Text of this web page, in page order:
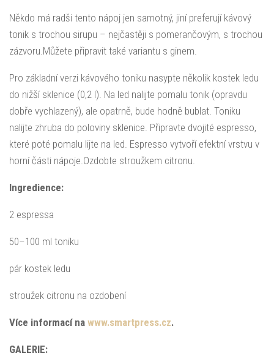
Někdo má radši tento nápoj jen samotný, jiní preferují kávový
tonik s trochou sirupu – nejčastěji s pomerančovým, s trochou
zázvoru.Můžete připravit také variantu s ginem.
Pro základní verzi kávového toniku nasypte několik kostek ledu
do nižší sklenice (0,2 l). Na led nalijte pomalu tonik (opravdu
dobře vychlazený), ale opatrně, bude hodně bublat. Toniku
nalijte zhruba do poloviny sklenice. Připravte dvojité espresso,
které poté pomalu lijte na led. Espresso vytvoří efektní vrstvu v
horní části nápoje.Ozdobte stroužkem citronu.
Ingredience:
2 espressa
50–100 ml toniku
pár kostek ledu
stroužek citronu na ozdobení
Více informací na www.smartpress.cz.
GALERIE: